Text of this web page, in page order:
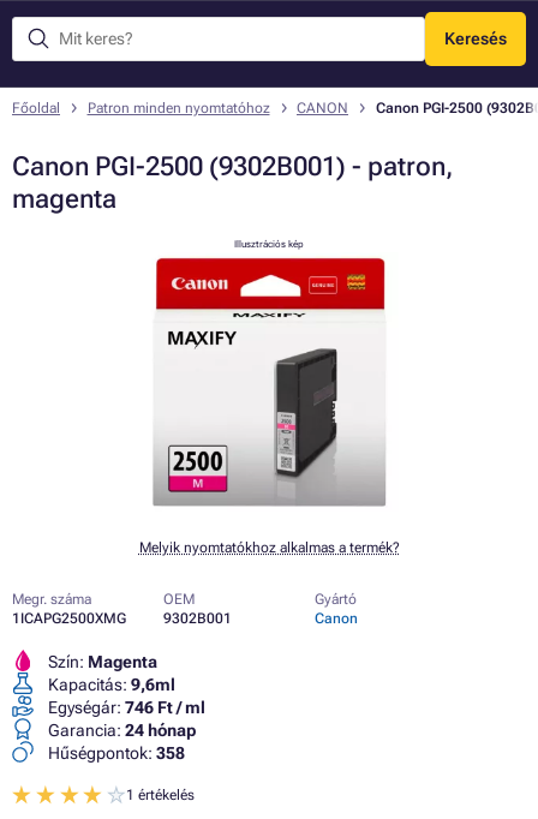
Keresés
Menü
Főoldal Patron minden nyomtatóhoz CANON Canon PGI-2500
Canon PGI-2500 (9302B001) - patron,
magenta
Illusztrációs kép
Melyik nyomtatókhoz alkalmas a termék?
Megr. száma
1ICAPG2500XMG
OEM
9302B001
Gyártó
Canon
Szín: Magenta
Kapacitás: 9,6ml
Egységár: 746 Ft / ml
Garancia: 24 hónap
Hűségpontok: 358
1 értékelés